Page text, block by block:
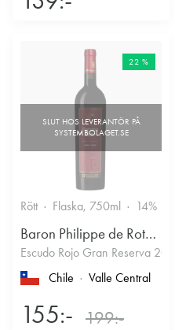
22 %
Rött Flaska, 750ml 14%
Baron Philippe de Rothschild Chile SA
Escudo Rojo Gran Reserva 2022
Chile
Valle Central
155:- 199:-